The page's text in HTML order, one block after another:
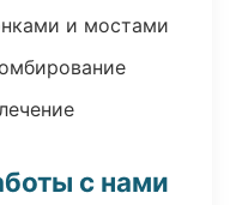
и мостами
с нами